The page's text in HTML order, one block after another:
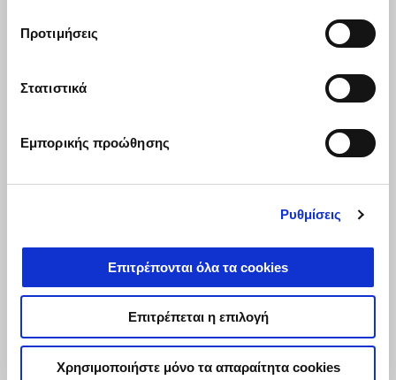
Προτιμήσεις
Στατιστικά
Εμπορικής προώθησης
Ρυθμίσεις
Επιτρέπονται όλα τα cookies
Επιτρέπεται η επιλογή
Χρησιμοποιήστε μόνο τα απαραίτητα cookies